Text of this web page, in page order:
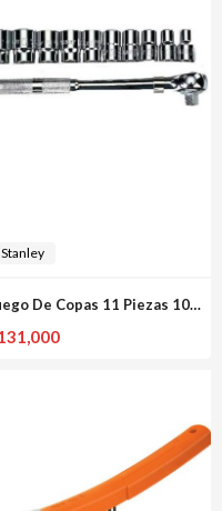
Stanley
Juego De Copas 11 Piezas 10m-19m 1/2″ 86-734 STANLEY